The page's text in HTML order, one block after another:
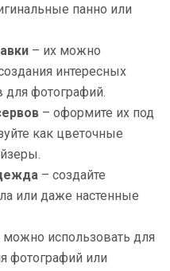
панно или
– их можно
интересных
для фотографий.
– оформите их под
как цветочные
– создайте
или даже настенные
можно использовать для
фотографий или